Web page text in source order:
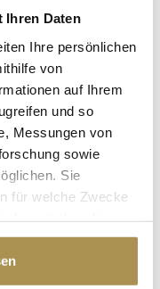
Ihren Daten
Ihre persönlichen
von
auf Ihrem
und so
Messungen von
sowie
Sie
für welche Zwecke
auf das Privacy